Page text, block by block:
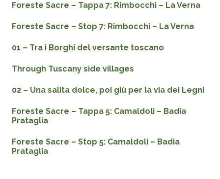
Foreste Sacre – Tappa 7: Rimbocchi – La Verna
Foreste Sacre – Stop 7: Rimbocchi – La Verna
01 – Tra i Borghi del versante toscano
Through Tuscany side villages
02 – Una salita dolce, poi giù per la via dei Legni
Foreste Sacre – Tappa 5: Camaldoli – Badia
Prataglia
Foreste Sacre – Stop 5: Camaldoli – Badia
Prataglia